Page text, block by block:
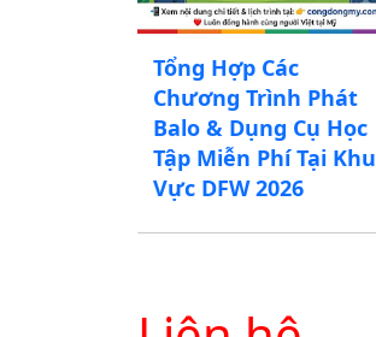
Tổng Hợp Các
Chương Trình Phát
Balo & Dụng Cụ Học
Tập Miễn Phí Tại Khu
Vực DFW 2026